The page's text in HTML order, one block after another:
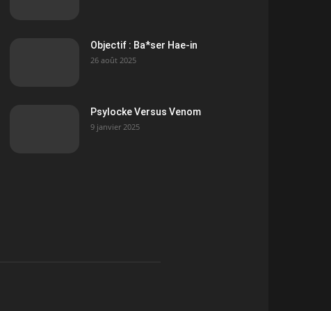
Objectif : Ba*ser Hae-in
26 août 2025
Psylocke Versus Venom
9 janvier 2025